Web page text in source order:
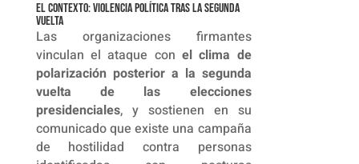
El contexto: violencia política tras la segunda
vuelta
Las organizaciones firmantes
vinculan el ataque con el clima de
polarización posterior a la segunda
vuelta de las elecciones
presidenciales, y sostienen en su
comunicado que existe una campaña
de hostilidad contra personas